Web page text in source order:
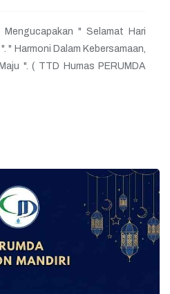
Mengucapakan " Selamat Hari
" Harmoni Dalam Kebersamaan,
". ( TTD Humas PERUMDA